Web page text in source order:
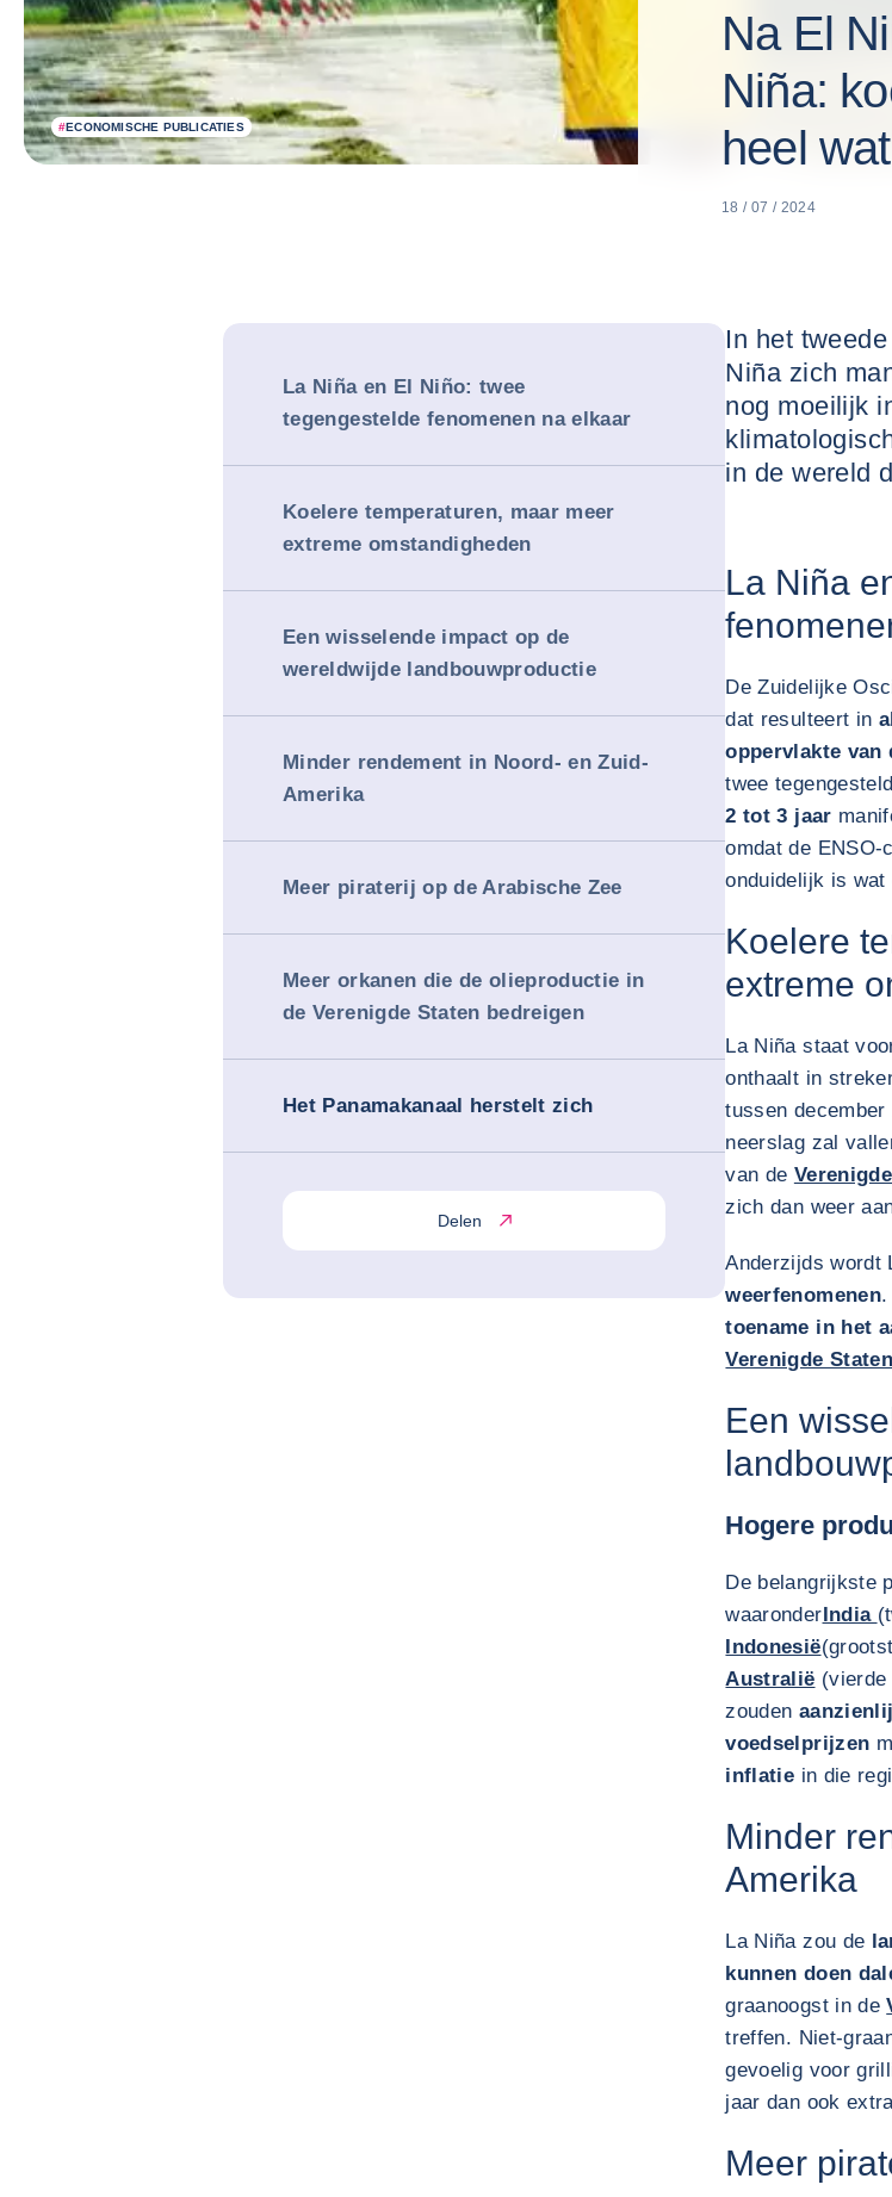
#ECONOMISCHE PUBLICATIES
Na El
Niña:
heel
18 / 07 / 2024
La Niña en El Niño: twee
tegengestelde fenomenen na elkaar
Koelere temperaturen, maar meer
extreme omstandigheden
Een wisselende impact op de
wereldwijde landbouwproductie
Minder rendement in Noord- en Zuid-
Amerika
Meer piraterij op de Arabische Zee
Meer orkanen die de olieproductie in
de Verenigde Staten bedreigen
Het Panamakanaal herstelt zich
Delen
In het
Niña zich
nog moeilijk
in de wereld
La Niña
De Zuidelijke
dat resulteert in
oppervlakte van
twee
2 tot 3 jaar
omdat de ENSO-
onduidelijk is
Koelere
extreme
La Niña staat
onthaalt in
tussen
neerslag zal
van de
zich dan weer
Anderzijds wordt
weerfenomenen.
toename in het
Verenigde Staten
Een
Hogere
De belangrijkste
waaronderIndia
Indonesië
Australië (vierde
zouden
voedselprijzen
inflatie in die
Minder
Amerika
La Niña zou de
kunnen doen
graanoogst in de
treffen. Niet-
gevoelig voor
jaar dan ook
Meer